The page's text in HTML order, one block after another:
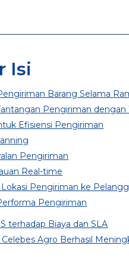
Isi
Barang Selama
Pengiriman dengan
Efisiensi Pengiriman
Pengiriman
Real-time
Pengiriman ke
Pengiriman
terhadap Biaya dan SLA
Celebes Agro Berhasil